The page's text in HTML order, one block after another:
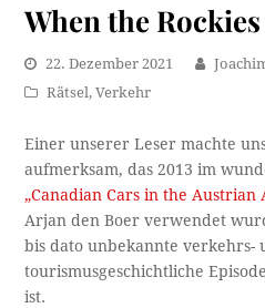
When the
22. Dezember 2021
Rätsel,Verkehr
Einer unserer Leser machte
aufmerksam, das 2013 im
„Canadian Cars in the Austrian
Arjan den Boer verwendet
bis dato unbekannte verkehrs-
tourismusgeschichtliche
ist.